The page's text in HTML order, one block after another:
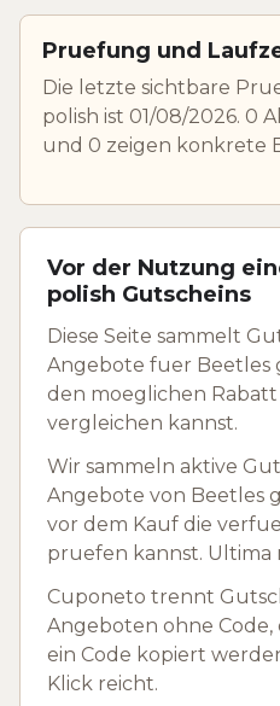
Pruefung und
Die letzte sichtbare
polish ist 01/08/2026. 0
und 0 zeigen konkrete
Vor der Nutzung
polish Gutscheins
Diese Seite sammelt
Angebote fuer Beetles
den moeglichen
vergleichen kannst.
Wir sammeln aktive
Angebote von Beetles
vor dem Kauf die
pruefen kannst. Ultima
Cuponeto trennt
Angeboten ohne Code,
ein Code kopiert
Klick reicht.